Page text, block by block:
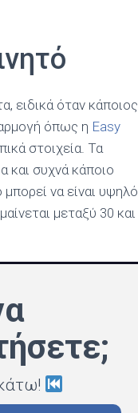
ειδικά όταν κάποιος
όπως η Easy
στοιχεία. Τα
και συχνά κάποιο
να είναι υψηλό
μεταξύ 30 και